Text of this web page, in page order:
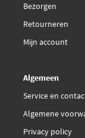
Bezorgen
Retourneren
Mijn account
Algemeen
Service en
Algemene
Privacy policy